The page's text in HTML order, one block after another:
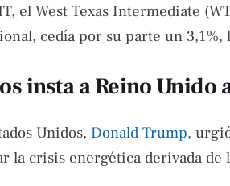
el West Texas Intermediate
cedía por su parte un 3,1%,
insta a Reino
Unidos, Donald Trump,
la crisis energética derivada